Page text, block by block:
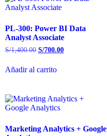
PL-300: Power BI Data
Analyst Associate
S/1,400.00 S/700.00
Añadir al carrito
Marketing Analytics + Google